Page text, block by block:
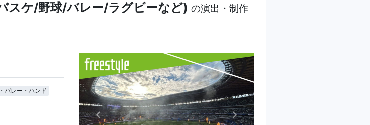
スケ/野球/バレー/ラグビーなど) の演出・制作
バレー・ハンド